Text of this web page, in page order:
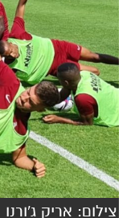
צילום: אריק ג'ורנו